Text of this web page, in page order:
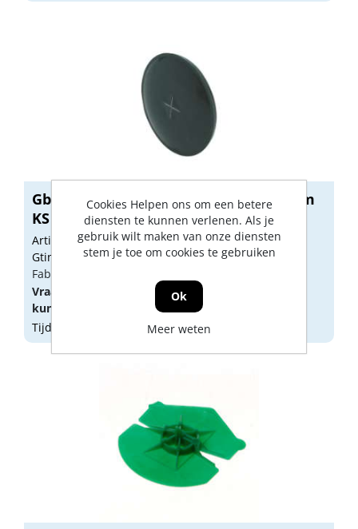
Gb Klemring zwartmm diameter 60mm
KS 341...
Artikelnummer: GB00781
Gtin: 8714318019488
Fabrikant artikel nummer: 34105.0250
Vraag een
aan oflog in
kunnen zien.
Tijdelijk niet op voorraad
Cookies Helpen ons om een betere
diensten te kunnen verlenen. Als je
gebruik wilt maken van onze diensten
stem je toe om cookies te gebruiken
Ok
Meer weten